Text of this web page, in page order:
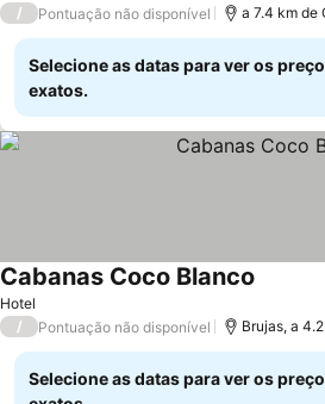
/ Pontuação não disponível a 7.4 km de
Selecione as datas para ver os
exatos.
Hotel
Cabanas Coco Blanco
/ Pontuação não disponível Brujas, a
Selecione as datas para ver os